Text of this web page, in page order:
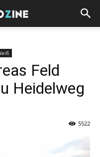
Feld
Heidelweg
5522